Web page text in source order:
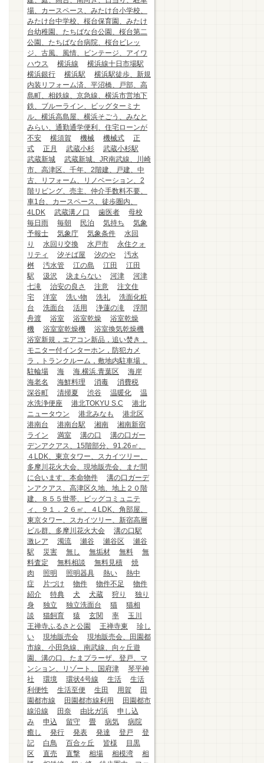
場、カースペース、みたけ台小学校、
みたけ台中学校、桜台保育園、みたけ
台幼稚園、たちばな台公園、桜台第二
公園、たちばな台病院、桜台ビレッ
ジ、古風、風情、ビンテージ、アイワ
ハウス
横浜線
横浜線十日市場駅
横浜銀行
横浜駅
横浜駅徒歩、新規
内装リフォーム済、平沼橋、戸部、高
島町、相鉄線、京急線、横浜市営地下
鉄、ブルーライン、ビッグターミナ
ル、横浜高島屋、横浜そごう、みなと
みらい、通勤通学便利、住宅ローンが
不安
横須賀 機械 機械式
正
式
正月 武蔵小杉
武蔵小杉駅
武蔵新城
武蔵新城、JR南武線、川崎
市、高津区、千年、2階建、戸建、中
古、リフォーム、リノベーション、2
階リビング、売主、仲介手数料不要、
車1台、カースペース、徒歩圏内、
4LDK
武蔵溝ノ口 歯医者
母校
毎日雨
毎朝 民泊 気持ち
気象
予報士
気象庁 気象条件
水回
り
水回り交換 水戸市
永住クォ
リティ
汐そば屋 汐のや
汚水
桝
汚水管 江の島 江田
江田
駅
汲沢 決まらない 河津
河津
七滝
治安の良さ 注意
注文住
宅
洋室 洗い物 洗礼
洗面化粧
台
洗面台 活用 浄蓮の滝
浮間
舟渡
浴室 浴室乾燥
浴室乾燥
機
浴室室乾燥機
浴室換気乾燥機
浴室新規，エアコン新品，追い焚き，
モニター付インターホン，防犯カメ
ラ，トランクルーム，敷地内駐車場，
駐輪場
海 海.横浜.青葉区
海岸
海老名
海鮮料理 消毒
消費税
深谷町
清掃夏 渋谷 温暖化
温
水洗浄便座
港北TOKYU S.C
港北
ニュータウン
港北みなも
港北区
港南台
港南台駅 湘南
湘南新宿
ライン
満室 溝の口
溝の口ガー
デンアクアス、15階部分、91.26㎡、
４LDK、東京タワー、スカイツリー、
多摩川花火大会、現地販売会、まだ間
に合います、本命物件
溝の口ガーデ
ンアクアス、高津区久地、地上２０階
建、８５５世帯、ビッグコミュニテ
ィ、９１．２６㎡、４LDK、角部屋、
東京タワー、スカイツリー、新宿高層
ビル群、多摩川花火大会
溝の口駅
激レア
濁流 瀬谷 瀬谷区
瀬谷
駅
災害 無し 無垢材 無料
無
料査定
無料相談 無料見積
焼
肉
照明 照明器具 熱い
熱中
症
片づけ 物件 物件不足
物件
紹介
特典 犬 犬蔵 狩り
独り
身
独立 独立洗面台 猫
猫相
談
猫飼育 猿 玄関 率
玉川
王禅寺ふるさと公園
王禅寺東
珍し
い
現地販売会
現地販売会、田園都
市線、小田急線、南武線、向ヶ丘遊
園、溝の口、たまプラーザ、登戸、マ
ンション、リゾート、国府津
琴平神
社
環境 環状4号線 生活
生活
利便性
生活至便 生田 用賀
田
園都市線
田園都市線利用
田園都市
線沿線
田奈 由比ガ浜
申し込
み
申込 留守 畳 病気
病院
癒し
発行 発表 発達 登戸
登
記
白鳥 百合ヶ丘 皆様
目黒
区
直売 直撃 相場 相模湾
相